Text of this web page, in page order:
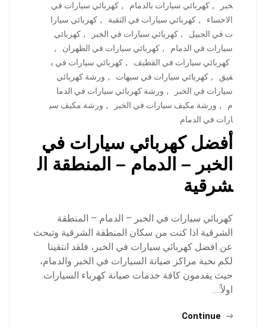
خبر
, كهربائي سيارات بالدمام , كهربائي سيارات في
الاحساء
, كهربائي سيارات في الثقبة , كهربائي سيارا
ت في الجبيل
, كهربائي سيارات في الخبر , كهربائي
سيارات في الدمام
, كهربائي سيارات في الظهران
,
كهربائي سيارات في القطيف
, كهربائي سيارات في ب
قيق
, كهربائي سيارات في سيهات , ورشة كهربائي
سيارات في الخبر
, ورشة كهربائي سيارات في الدما
م
, ورشة مكيف سيارات في الخبر , ورشة مكيف سي
ارات في الدمام
أفضل كهربائي سيارات في
الخبر – الدمام – المنطقة ال
شرقية
كهربائي سيارات في الخبر – الدمام – المنطقة
الشرقية اذا كنت من سكان المنطقة الشرقية وتبحث
عن افضل كهربائي سيارات في الخبر، فلقد انتقينا
لكم نخبة مراكز صيانة السيارات في الخبر والدمام،
حيث يقدمون كافة خدمات صيانة كهرباء السيارات.
اولاً:…
Continue